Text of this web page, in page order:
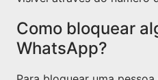
Como bloquear
WhatsApp?